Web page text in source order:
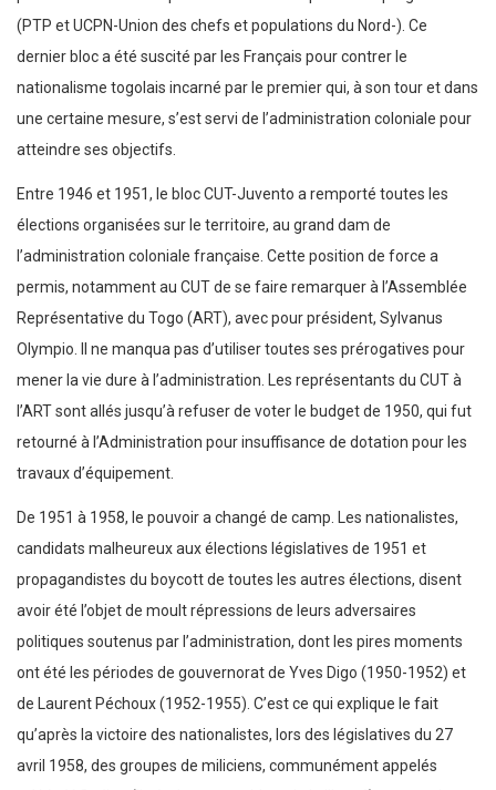
(PTP et UCPN-Union des chefs et populations du Nord-). Ce
dernier bloc a été suscité par les Français pour contrer le
nationalisme togolais incarné par le premier qui, à son tour et dans
une certaine mesure, s’est servi de l’administration coloniale pour
atteindre ses objectifs.
Entre 1946 et 1951, le bloc CUT-Juvento a remporté toutes les
élections organisées sur le territoire, au grand dam de
l’administration coloniale française. Cette position de force a
permis, notamment au CUT de se faire remarquer à l’Assemblée
Représentative du Togo (ART), avec pour président, Sylvanus
Olympio. Il ne manqua pas d’utiliser toutes ses prérogatives pour
mener la vie dure à l’administration. Les représentants du CUT à
l’ART sont allés jusqu’à refuser de voter le budget de 1950, qui fut
retourné à l’Administration pour insuffisance de dotation pour les
travaux d’équipement.
De 1951 à 1958, le pouvoir a changé de camp. Les nationalistes,
candidats malheureux aux élections législatives de 1951 et
propagandistes du boycott de toutes les autres élections, disent
avoir été l’objet de moult répressions de leurs adversaires
politiques soutenus par l’administration, dont les pires moments
ont été les périodes de gouvernorat de Yves Digo (1950-1952) et
de Laurent Péchoux (1952-1955). C’est ce qui explique le fait
qu’après la victoire des nationalistes, lors des législatives du 27
avril 1958, des groupes de miliciens, communément appelés